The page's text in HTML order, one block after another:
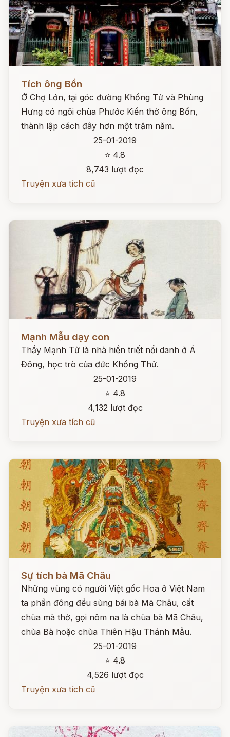
Tích ông Bổn
Ở Chợ Lớn, tại góc đường Khổng Tử và Phùng
Hưng có ngôi chùa Phước Kiến thờ ông Bổn,
thành lập cách đây hơn một trăm năm.
25-01-2019
⭐ 4.8
8,743 lượt đọc
Truyện xưa tích cũ
Mạnh Mẫu dạy con
Thầy Mạnh Tử là nhà hiền triết nổi danh ở Á
Đông, học trò của đức Khổng Thử.
25-01-2019
⭐ 4.8
4,132 lượt đọc
Truyện xưa tích cũ
Sự tích bà Mã Châu
Những vùng có người Việt gốc Hoa ở Việt Nam
ta phần đông đều sùng bái bà Mã Châu, cất
chùa mà thờ, gọi nôm na là chùa bà Mã Châu,
chùa Bà hoặc chùa Thiên Hậu Thánh Mẫu.
25-01-2019
⭐ 4.8
4,526 lượt đọc
Truyện xưa tích cũ